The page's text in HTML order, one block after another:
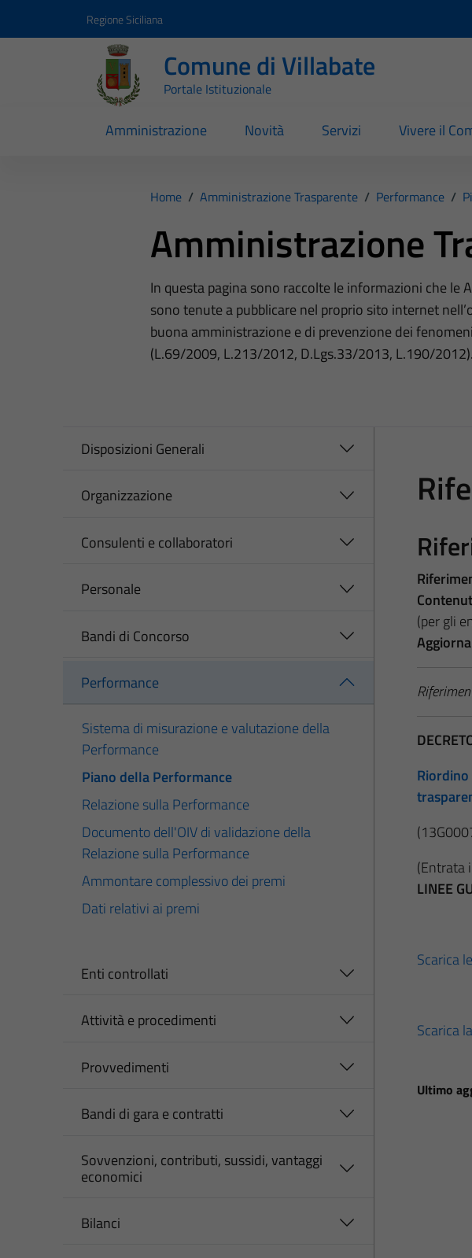
Regione Siciliana
Comune di Villabate
Portale Istituzionale
Amministrazione Novità Servizi Vivere il
Home / Amministrazione Trasparente / Performance /
Amministrazione
In questa pagina sono raccolte le informazioni che le
sono tenute a pubblicare nel proprio sito internet
buona amministrazione e di prevenzione dei
(L.69/2009, L.213/2012, D.Lgs.33/2013, L.190/2012).
Disposizioni Generali
Organizzazione
Consulenti e collaboratori
Personale
Bandi di Concorso
Performance
Sistema di misurazione e valutazione della
Performance
Piano della Performance
Relazione sulla Performance
Documento dell'OIV di validazione della
Relazione sulla Performance
Ammontare complessivo dei premi
Dati relativi ai premi
Enti controllati
Attività e procedimenti
Provvedimenti
Bandi di gara e contratti
Sovvenzioni, contributi, sussidi, vantaggi
economici
Bilanci
(per gli
(Entrata
LINEE
Scarica
Scarica
Ultimo